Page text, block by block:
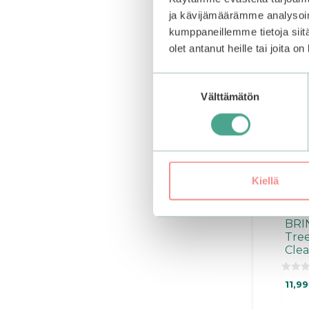
ja kävijämäärämme
kumppaneillemme tietoja
olet antanut heille tai joita
Välttämätön
Kiellä
11,99